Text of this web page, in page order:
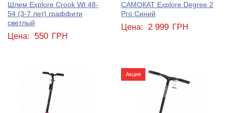
Шлем Explore Crook Wt 48-
54 (3-7 лет) граффити
светлый
Цена: 550 ГРН
САМОКАТ Explore Degree 2
Pro Синий
Цена: 2 999 ГРН
Акция